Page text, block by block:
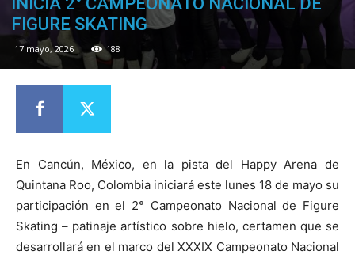
FIGURE SKATING
17 mayo, 2026 188
En Cancún, México, en la pista del Happy Arena de
Quintana Roo, Colombia iniciará este lunes 18 de mayo su
participación en el 2° Campeonato Nacional de Figure
Skating – patinaje artístico sobre hielo, certamen que se
desarrollará en el marco del XXXIX Campeonato Nacional